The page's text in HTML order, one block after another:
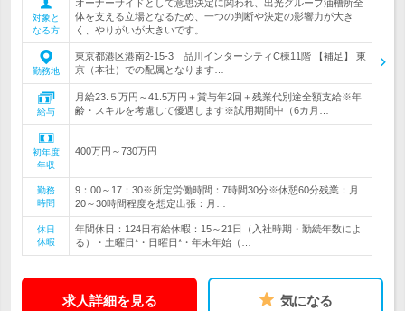
対象と
なる方
オーナーサイドとして意思決定に関われ、出光グループ油槽所全
体を支える立場となるため、一つの判断や決定の影響力が大き
く、やりがいが大きいです。
勤務地
東京都港区港南2-15-3 品川インターシティC棟11階 【補足】 東
京（本社）での配属となります…
給与
月給23.５万円～41.5万円＋賞与年2回＋残業代別途全額支給※年
齢・スキルを考慮して優遇します※試用期間中（6カ月…
初年度
年収
400万円～730万円
勤務
時間
9：00～17：30※所定労働時間：7時間30分※休憩60分残業：月
20～30時間程度を想定出張：月…
休日
休暇
年間休日：124日有給休暇：15～21日（入社時期・勤続年数によ
る）・土曜日*・日曜日*・年末年始（…
求人詳細を見る 気になる